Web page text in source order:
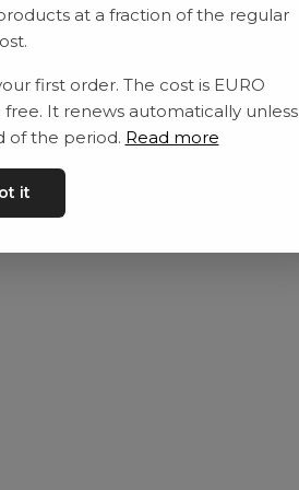
Privat policy
Kontakta oss
at a fraction of the regular
first order. The cost is EURO
It renews automatically unless
of the period. Read more
it